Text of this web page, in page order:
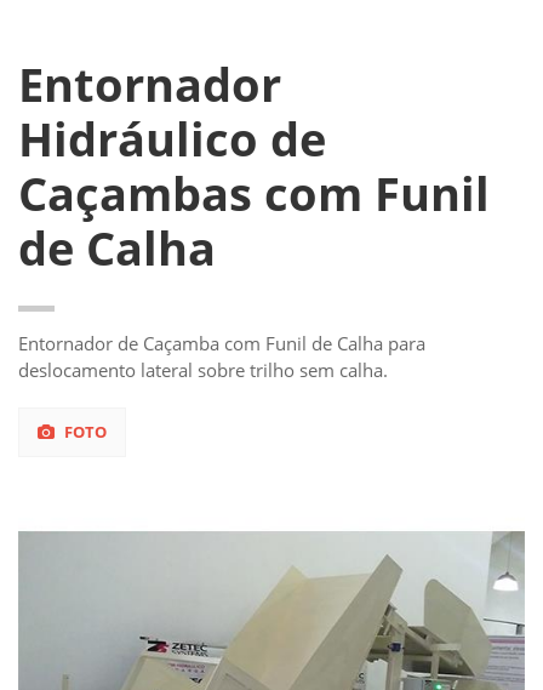
Entornador
Hidráulico de
Caçambas com Funil
de Calha
Entornador de Caçamba com Funil de Calha para
deslocamento lateral sobre trilho sem calha.
FOTO